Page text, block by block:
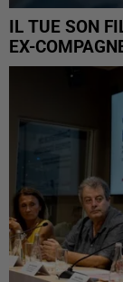
IL TUE SON
EX-